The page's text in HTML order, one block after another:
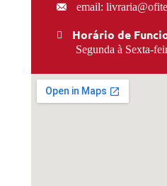
email:
Horário de
Segunda à Sexta-